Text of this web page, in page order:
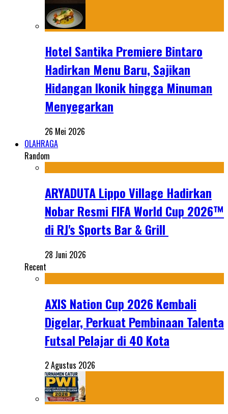
Hotel Santika Premiere Bintaro
Hadirkan Menu Baru, Sajikan
Hidangan Ikonik hingga Minuman
Menyegarkan
26 Mei 2026
OLAHRAGA
Random
ARYADUTA Lippo Village Hadirkan
Nobar Resmi FIFA World Cup 2026™
di RJ's Sports Bar & Grill
28 Juni 2026
Recent
AXIS Nation Cup 2026 Kembali
Digelar, Perkuat Pembinaan Talenta
Futsal Pelajar di 40 Kota
2 Agustus 2026